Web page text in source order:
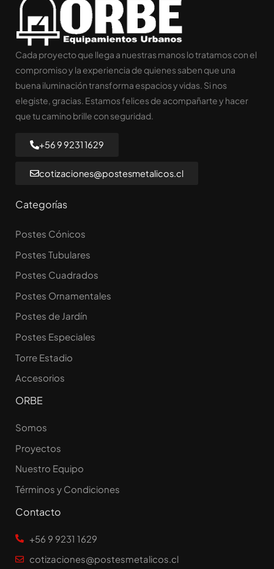
Cada proyecto que llega a nuestras manos lo tratamos con el
compromiso y la experiencia de quienes saben que una
buena iluminación transforma espacios y vidas. Si nos
elegiste, gracias. Estamos felices de acompañarte y hacer
que tu camino brille con seguridad.
+56 9 9231 1629
cotizaciones@postesmetalicos.cl
Categorías
Postes Cónicos
Postes Tubulares
Postes Cuadrados
Postes Ornamentales
Postes de Jardín
Postes Especiales
Torre Estadio
Accesorios
ORBE
Somos
Proyectos
Nuestro Equipo
Términos y Condiciones
Contacto
+56 9 9231 1629
cotizaciones@postesmetalicos.cl